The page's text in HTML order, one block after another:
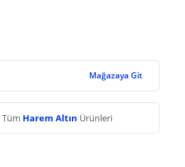
Mağazaya Git
Tüm Harem Altın Ürünleri